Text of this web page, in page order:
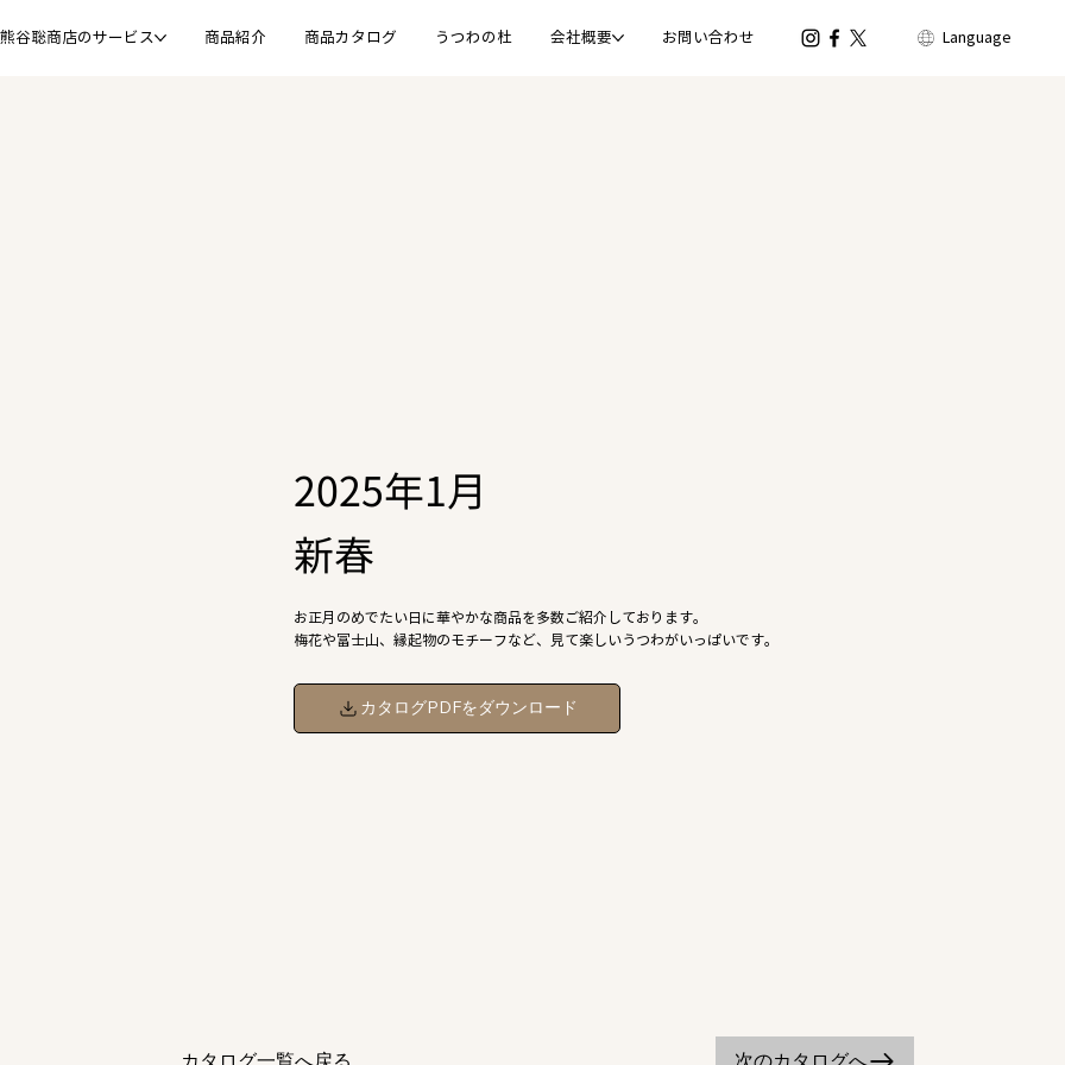
熊谷聡商店のサービス 商品紹介 商品カタログ うつわの杜 会社概要 お問い合わせ Language
2025年1月
新春
お正月のめでたい日に華やかな商品を多数ご紹介しております。
梅花や富士山、縁起物のモチーフなど、見て楽しいうつわがいっぱいです。
カタログPDFをダウンロード
次のカタログへ